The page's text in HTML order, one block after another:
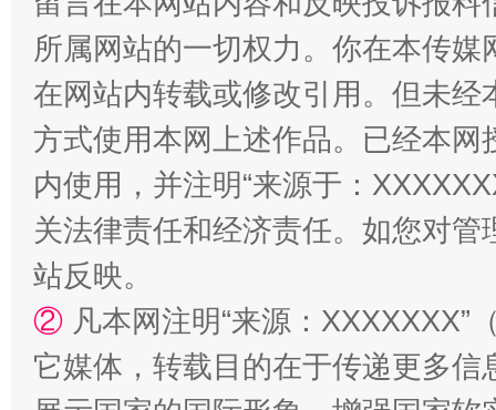
站台名比不上好声名
走
所属网站的一切权力。你在本传
在网站内转载或修改引用。但未
方式使用本网上述作品。已经本
内使用，并注明“来源于：
关法律责任和经济责任。如您对
站反映。
② 凡本网注明“来源：
它媒体，转载目的在于传递更多